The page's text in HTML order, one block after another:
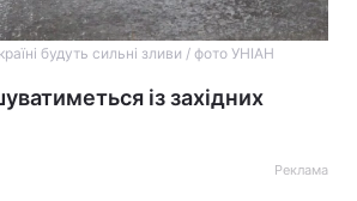
будуть сильні зливи / фото УНІАН
із західних
Реклама